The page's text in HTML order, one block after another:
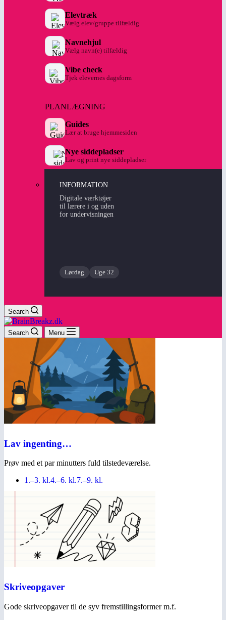
Elevtræk
Vælg elev/gruppe tilfældig
Navnehjul
Vælg navn(e) tilfældig
Vibe check
Tjek elevernes dagsform
PLANLÆGNING
Guides
Lær at bruge hjemmesiden
Nye siddepladser
Lav og print nye siddepladser
INFORMATION
Digitale værktøjer
til lærere i og uden
for undervisningen
Lørdag Uge 32
Search
Search Menu
Lav ingenting…
Prøv med et par minutters fuld tilstedeværelse.
1.–3. kl.4.–6. kl.7.–9. kl.
Skriveopgaver
Gode skriveopgaver til de syv fremstillingsformer m.f.